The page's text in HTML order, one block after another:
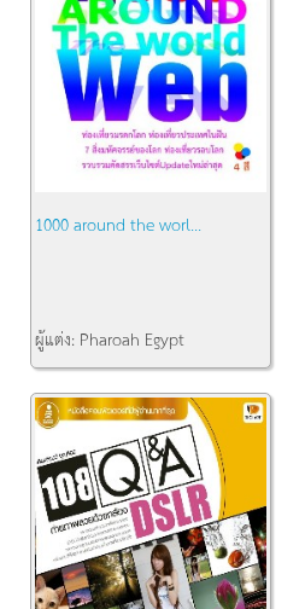
1000 around the worl...
ผู้แต่ง: Pharoah Egypt
สำนักพิมพ์:pichai book
คงเหลือ:2